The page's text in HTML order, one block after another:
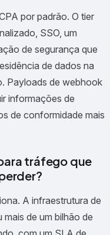
por padrão. O tier
SSO, um
de segurança que
de dados na
Payloads de webhook
informações de
de conformidade mais
tráfego que
A infraestrutura de
de um bilhão de